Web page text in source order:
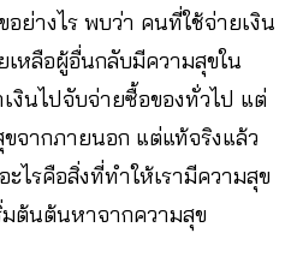
ย่างไร พบว่า คนที่ใช้จ่ายเงิน
หลือผู้อื่นกลับมีความสุขใน
งินไปจับจ่ายซื้อของทั่วไป แต่
จากภายนอก แต่แท้จริงแล้ว
ะไรคือสิ่งที่ทำให้เรามีความสุข
มต้นต้นหาจากความสุข